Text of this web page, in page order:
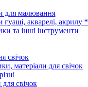
для малювання
гуаші, акварелі, акрилу *
та інші інструменти
свічок
матеріали для свічок
свічок